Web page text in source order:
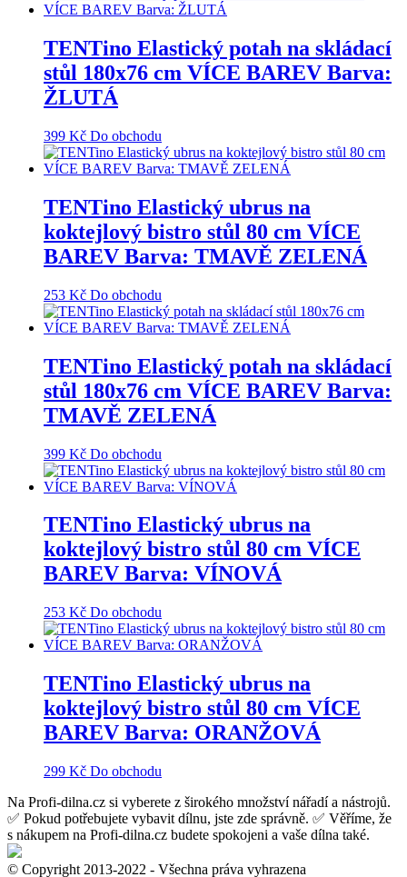
TENTino Elastický potah na skládací
stůl 180x76 cm VÍCE BAREV Barva:
ŽLUTÁ
399 Kč Do obchodu
TENTino Elastický ubrus na
koktejlový bistro stůl 80 cm VÍCE
BAREV Barva: TMAVĚ ZELENÁ
253 Kč Do obchodu
TENTino Elastický potah na skládací
stůl 180x76 cm VÍCE BAREV Barva:
TMAVĚ ZELENÁ
399 Kč Do obchodu
TENTino Elastický ubrus na
koktejlový bistro stůl 80 cm VÍCE
BAREV Barva: VÍNOVÁ
253 Kč Do obchodu
TENTino Elastický ubrus na
koktejlový bistro stůl 80 cm VÍCE
BAREV Barva: ORANŽOVÁ
299 Kč Do obchodu
Na Profi-dilna.cz si vyberete z širokého množství nářadí a nástrojů.
✅ Pokud potřebujete vybavit dílnu, jste zde správně. ✅ Věříme, že
s nákupem na Profi-dilna.cz budete spokojeni a vaše dílna také.
© Copyright 2013-2022 - Všechna práva vyhrazena